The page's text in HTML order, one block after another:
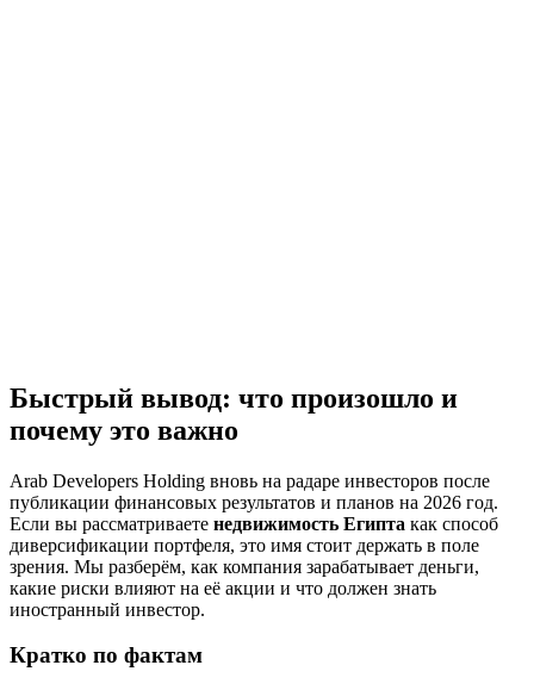
Быстрый вывод: что произошло и
почему это важно
Arab Developers Holding вновь на радаре инвесторов после
публикации финансовых результатов и планов на 2026 год.
Если вы рассматриваете недвижимость Египта как способ
диверсификации портфеля, это имя стоит держать в поле
зрения. Мы разберём, как компания зарабатывает деньги,
какие риски влияют на её акции и что должен знать
иностранный инвестор.
Кратко по фактам